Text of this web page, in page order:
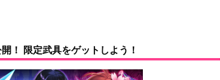
！ 限定武具をゲットしよう！